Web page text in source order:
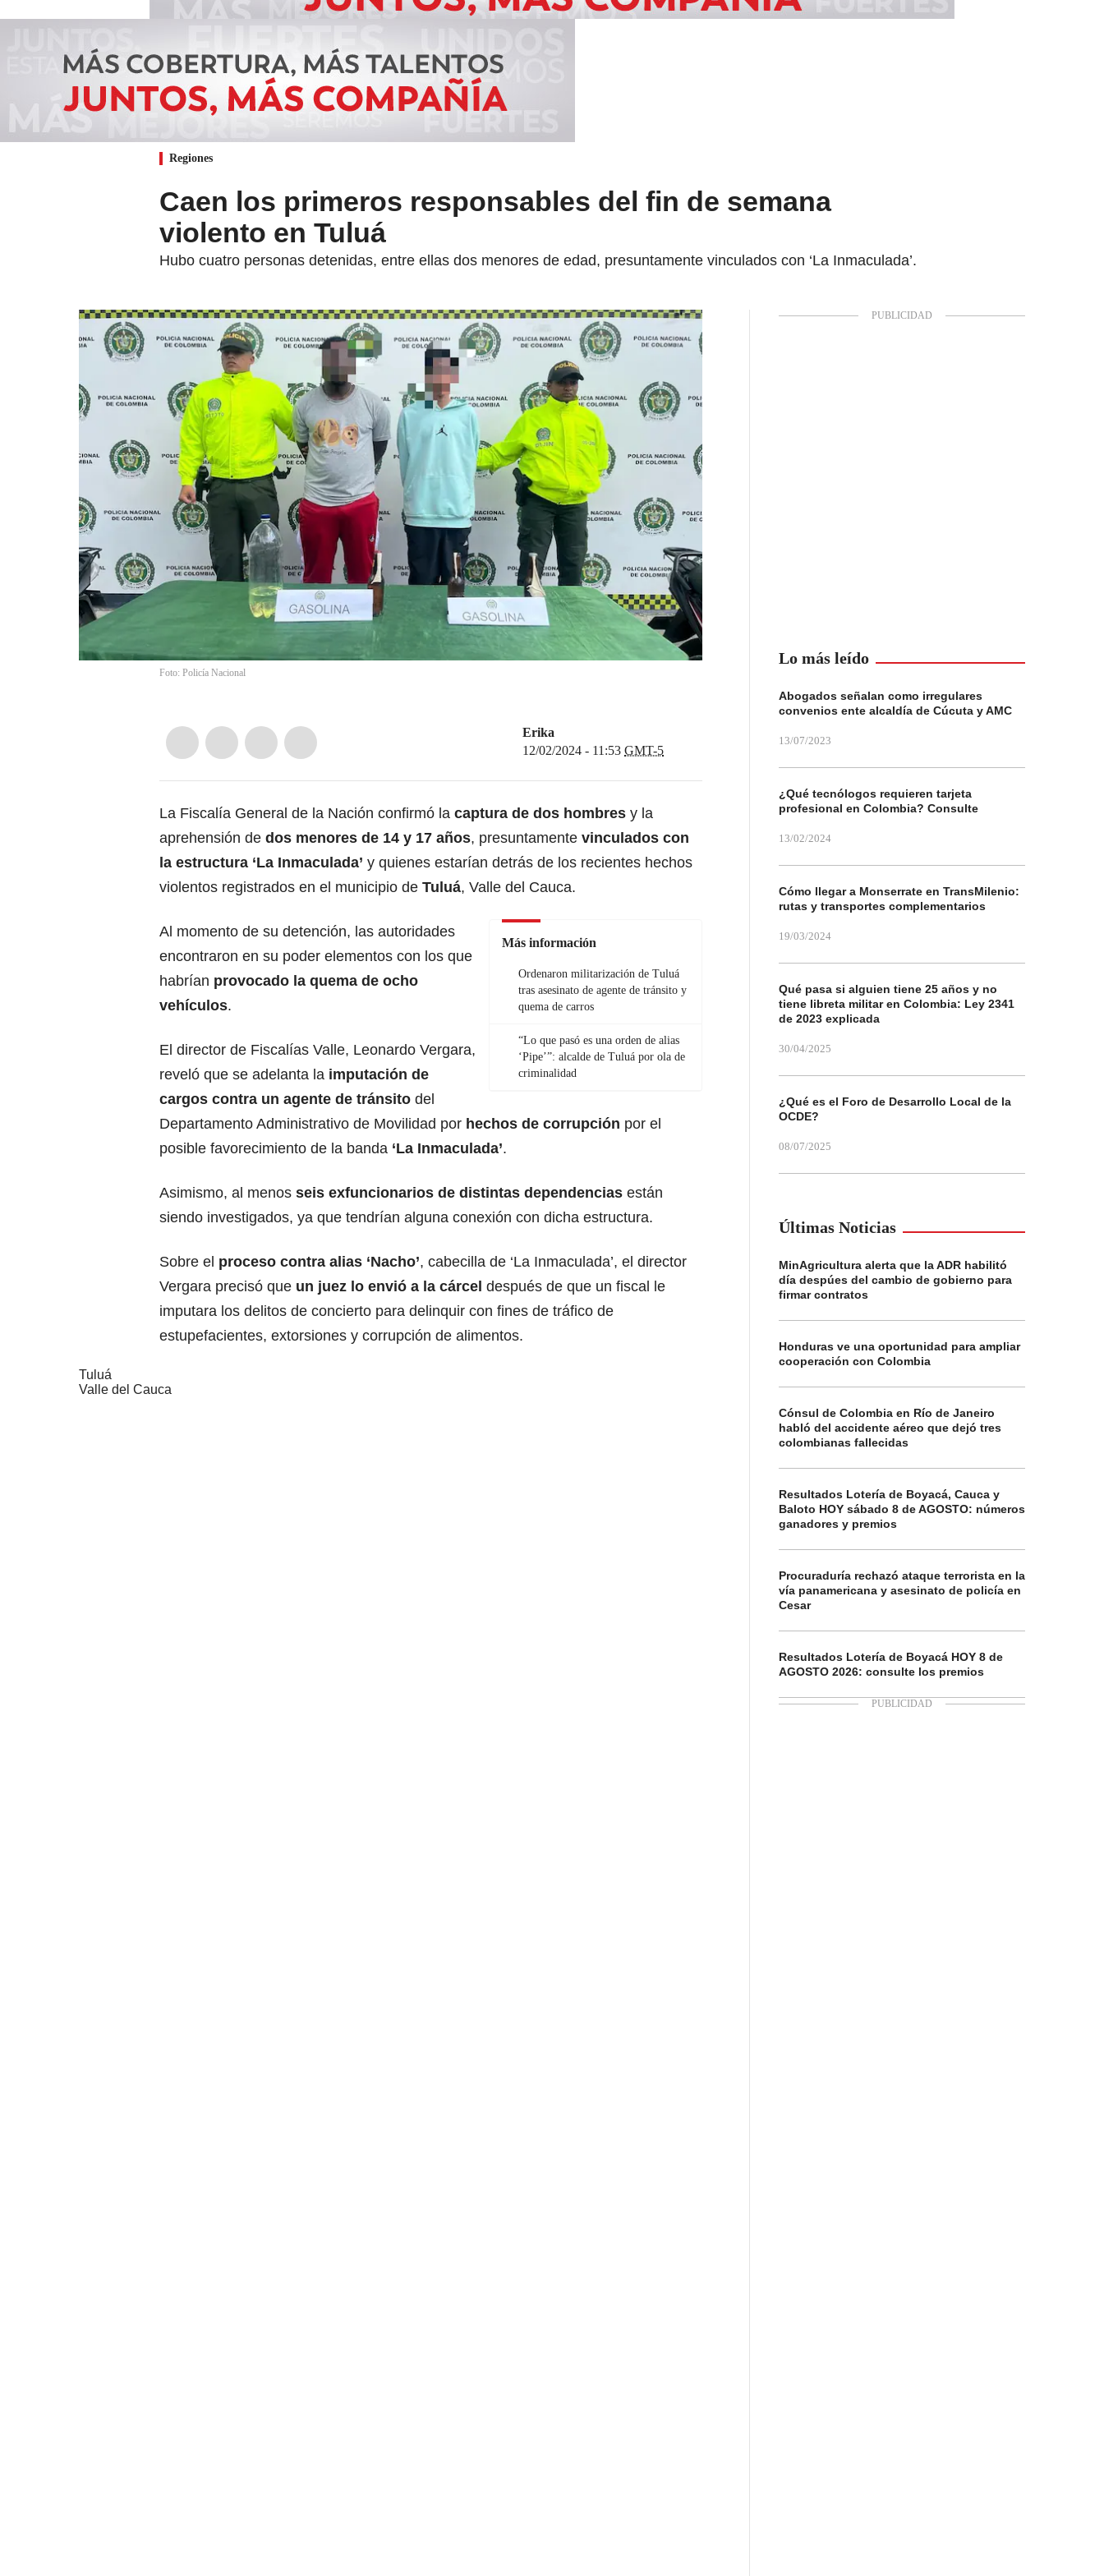
Regiones
Caen los primeros responsables del fin de semana
violento en Tuluá
Hubo cuatro personas detenidas, entre ellas dos menores de edad, presuntamente vinculados con ‘La Inmaculada’.
Foto: Policía Nacional
Erika
12/02/2024 - 11:53 GMT-5
La Fiscalía General de la Nación confirmó la captura de dos hombres y la
aprehensión de dos menores de 14 y 17 años, presuntamente vinculados con
la estructura ‘La Inmaculada’ y quienes estarían detrás de los recientes hechos
violentos registrados en el municipio de Tuluá, Valle del Cauca.
Más información
Ordenaron militarización de Tuluá
tras asesinato de agente de tránsito y
quema de carros
“Lo que pasó es una orden de alias
‘Pipe’”: alcalde de Tuluá por ola de
criminalidad
Al momento de su detención, las autoridades
encontraron en su poder elementos con los que
habrían provocado la quema de ocho
vehículos.
El director de Fiscalías Valle, Leonardo Vergara,
reveló que se adelanta la imputación de
cargos contra un agente de tránsito del
Departamento Administrativo de Movilidad por hechos de corrupción por el
posible favorecimiento de la banda ‘La Inmaculada’.
Asimismo, al menos seis exfuncionarios de distintas dependencias están
siendo investigados, ya que tendrían alguna conexión con dicha estructura.
Sobre el proceso contra alias ‘Nacho’, cabecilla de ‘La Inmaculada’, el director
Vergara precisó que un juez lo envió a la cárcel después de que un fiscal le
imputara los delitos de concierto para delinquir con fines de tráfico de
estupefacientes, extorsiones y corrupción de alimentos.
Tuluá
Valle del Cauca
Lo más leído
Abogados señalan como irregulares
convenios ente alcaldía de Cúcuta y AMC
13/07/2023
¿Qué tecnólogos requieren tarjeta
profesional en Colombia? Consulte
13/02/2024
Cómo llegar a Monserrate en TransMilenio:
rutas y transportes complementarios
19/03/2024
Qué pasa si alguien tiene 25 años y no
tiene libreta militar en Colombia: Ley 2341
de 2023 explicada
30/04/2025
¿Qué es el Foro de Desarrollo Local de la
OCDE?
08/07/2025
Últimas Noticias
MinAgricultura alerta que la ADR habilitó
día despúes del cambio de gobierno para
firmar contratos
Honduras ve una oportunidad para ampliar
cooperación con Colombia
Cónsul de Colombia en Río de Janeiro
habló del accidente aéreo que dejó tres
colombianas fallecidas
Resultados Lotería de Boyacá, Cauca y
Baloto HOY sábado 8 de AGOSTO: números
ganadores y premios
Procuraduría rechazó ataque terrorista en la
vía panamericana y asesinato de policía en
Cesar
Resultados Lotería de Boyacá HOY 8 de
AGOSTO 2026: consulte los premios